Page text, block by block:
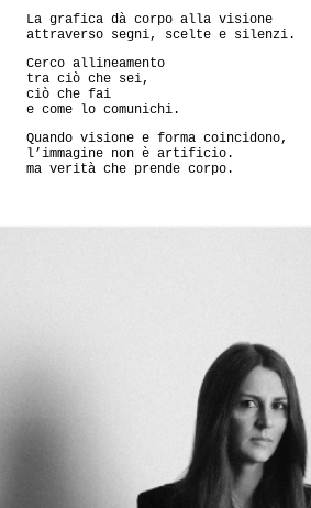
La grafica dà corpo alla visione
attraverso segni, scelte e silenzi.
Cerco allineamento
tra ciò che sei,
ciò che fai
e come lo comunichi.
Quando visione e forma coincidono,
l’immagine non è artificio.
ma verità che prende corpo.